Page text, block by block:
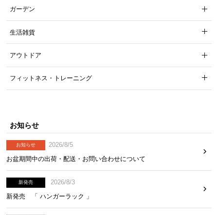
ガーデン
生活雑貨
アウトドア
フィットネス・トレーニング
お知らせ
お知らせ
2026/8/5
お盆期間中の出荷・配送・お問い合わせについて
新発売
2026/8/3
新発売 「 ハンガーラック 」